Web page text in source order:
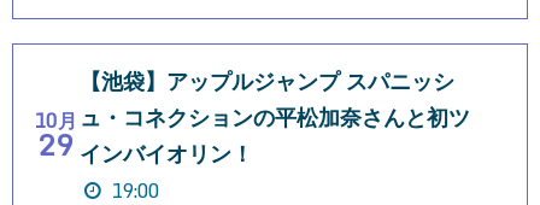
10月
29
【池袋】アップルジャンプ スパニッシ
ュ・コネクションの平松加奈さんと初ツ
インバイオリン！
19:00